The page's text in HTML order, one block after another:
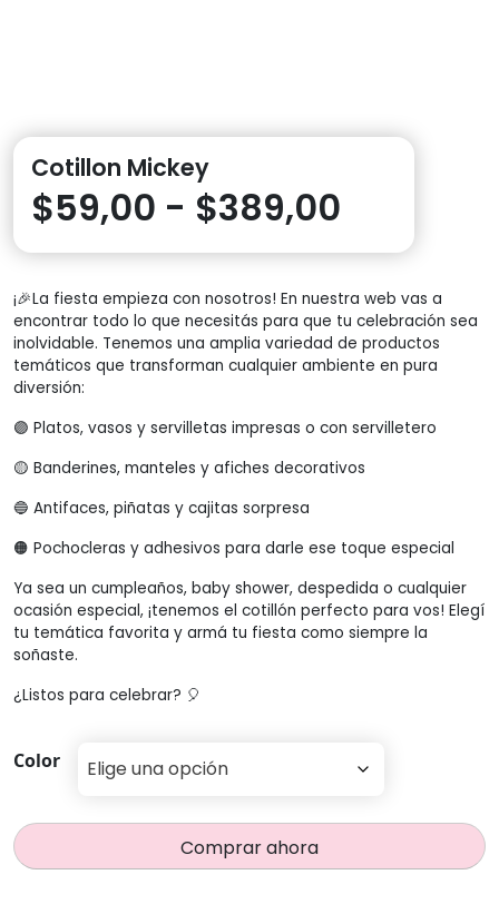
Cotillon Mickey
$59,00 - $389,00
de
precios:
desde
$59,00
hasta
$389,00
¡🎉La fiesta empieza con nosotros! En nuestra web vas a
encontrar todo lo que necesitás para que tu celebración sea
inolvidable. Tenemos una amplia variedad de productos
temáticos que transforman cualquier ambiente en pura
diversión:
🟣 Platos, vasos y servilletas impresas o con servilletero
🟡 Banderines, manteles y afiches decorativos
🔵 Antifaces, piñatas y cajitas sorpresa
🟠 Pochocleras y adhesivos para darle ese toque especial
Ya sea un cumpleaños, baby shower, despedida o cualquier
ocasión especial, ¡tenemos el cotillón perfecto para vos! Elegí
tu temática favorita y armá tu fiesta como siempre la
soñaste.
¿Listos para celebrar? 🎈
Color
Comprar ahora